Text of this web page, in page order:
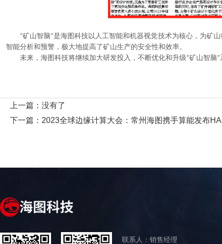
“矿山智脑”是海图科技以人工智能和机器视觉技术为核心，为矿
智能分析和预警，极大地提高了矿山生产的安全性和效率。
未来，海图科技将继续加大研发投入，不断优化和升级“矿山智脑”
上一篇： 没有了
下一篇： 2023全球边缘计算大会：常州海图携手算能发布
联系人：销售经理